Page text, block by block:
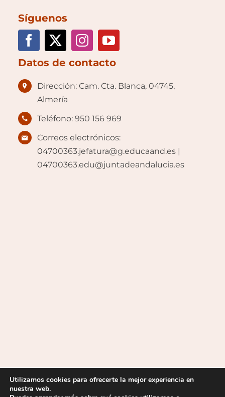
Síguenos
Datos de contacto
Dirección: Cam. Cta. Blanca, 04745,
Almería
Teléfono: 950 156 969
Correos electrónicos:
04700363.jefatura@g.educaand.es |
04700363.edu@juntadeandalucia.es
Utilizamos cookies para ofrecerte la mejor experiencia en
nuestra web.